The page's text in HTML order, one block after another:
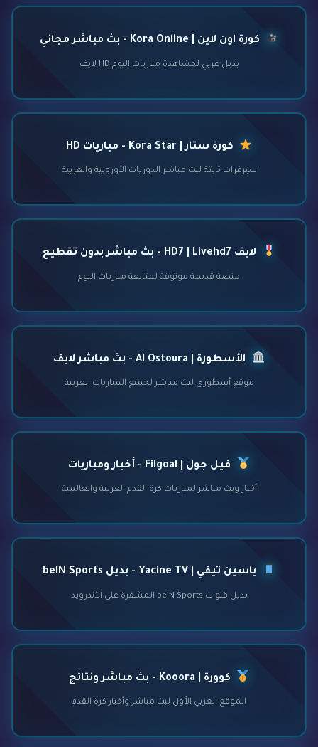
كورة اون لاين | Kora Online - بث مباشر مجاني
بديل عربي لمشاهدة مباريات اليوم HD لايف
كورة ستار | Kora Star - مباريات HD
سيرفرات ثابتة لبث مباشر الدوريات الأوروبية والعربية
لايف HD7 | Livehd7 - بث مباشر بدون تقطيع
منصة قديمة موثوقة لمتابعة مباريات اليوم
الأسطورة | Al Ostoura - بث مباشر لايف
موقع أسطوري لبث مباشر لجميع المباريات العربية
فيل جول | Filgoal - أخبار ومباريات
أخبار وبث مباشر لمباريات كرة القدم العربية والعالمية
ياسين تيفي | Yacine TV - بديل beIN Sports
بديل قنوات beIN Sports المشفرة على الأندرويد
كوورة | Kooora - بث مباشر ونتائج
الموقع العربي الأول لبث مباشر وأخبار كرة القدم